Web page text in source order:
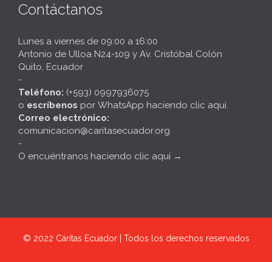
Contáctanos
Lunes a viernes de 09:00 a 16:00
Antonio de Ulloa N24-109 y Av. Cristóbal Colón
Quito, Ecuador
-
Teléfono: (+593) 0997936075
o escríbenos por WhatsApp haciendo clic aquí.
Correo electrónico:
comunicacion@caritasecuador.org
-
O encuéntranos haciendo clic aquí →
© 2022 Cáritas Ecuador | Todos los derechos reservados